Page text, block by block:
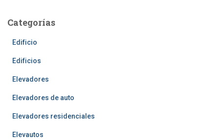
Categorías
Edificio
Edificios
Elevadores
Elevadores de auto
Elevadores residenciales
Elevautos